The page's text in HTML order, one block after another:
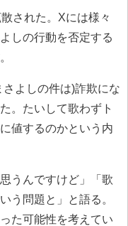
された。Xには様々
しの行動を否定する
よしの件は)詐欺にな
。たいして歌わずト
値するのかという内
うんですけど」「歌
う問題と」と語る。
た可能性を考えてい